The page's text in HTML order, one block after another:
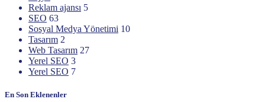
Reklam ajansı 5
SEO 63
Sosyal Medya Yönetimi 10
Tasarım 2
Web Tasarım 27
Yerel SEO 3
Yerel SEO 7
En Son Eklenenler